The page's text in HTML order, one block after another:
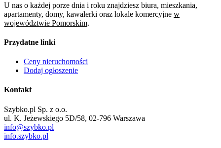
U nas o każdej porze dnia i roku znajdziesz biura, mieszkania,
apartamenty, domy, kawalerki oraz lokale komercyjne w
województwie Pomorskim.
Przydatne linki
Ceny nieruchomości
Dodaj ogłoszenie
Kontakt
Szybko.pl Sp. z o.o.
ul. K. Jeżewskiego 5D/58, 02-796 Warszawa
info@szybko.pl
info.szybko.pl